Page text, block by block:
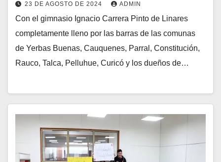
23 DE AGOSTO DE 2024 ADMIN
Con el gimnasio Ignacio Carrera Pinto de Linares
completamente lleno por las barras de las comunas
de Yerbas Buenas, Cauquenes, Parral, Constitución,
Rauco, Talca, Pelluhue, Curicó y los dueños de…